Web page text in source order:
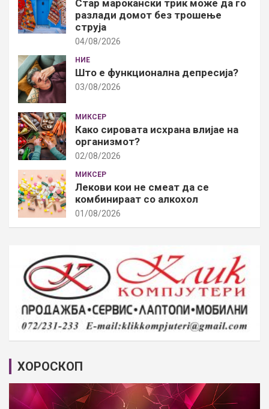
Стар марокански трик може да го
разлади домот без трошење
струја
04/08/2026
НИЕ
Што е функционална депресија?
03/08/2026
МИКСЕР
Како сировата исхрана влијае на
организмот?
02/08/2026
МИКСЕР
Лекови кои не смеат да се
комбинираат со алкохол
01/08/2026
ХОРОСКОП